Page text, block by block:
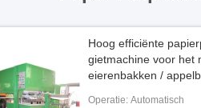
Hoog efficiënte
gietmachine voor het
eierenbakken /
Operatie: Automatisch